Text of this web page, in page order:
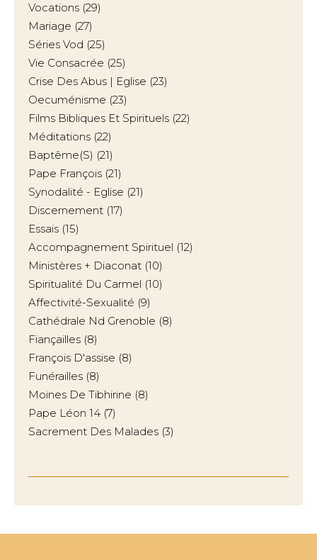
Vocations (29)
Mariage (27)
Séries Vod (25)
Vie Consacrée (25)
Crise Des Abus | Eglise (23)
Oecuménisme (23)
Films Bibliques Et Spirituels (22)
Méditations (22)
Baptême(s) (21)
Pape François (21)
Synodalité - Eglise (21)
Discernement (17)
Essais (15)
Accompagnement Spirituel (12)
Ministères + Diaconat (10)
Spiritualité Du Carmel (10)
Affectivité-Sexualité (9)
Cathédrale Nd Grenoble (8)
Fiançailles (8)
François D'assise (8)
Funérailles (8)
Moines De Tibhirine (8)
Pape Léon 14 (7)
Sacrement Des Malades (3)